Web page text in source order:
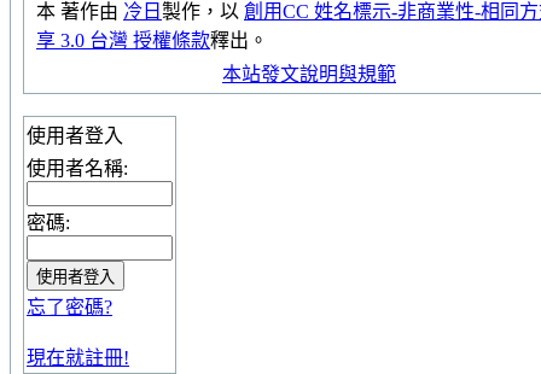
本 著作由 冷日 製作，以 創用CC 姓名標示-非商業性-相同
享 3.0 台灣 授權條款釋出。
本站發文說明與規範
使用者登入
使用者名稱:
密碼:
忘了密碼?
現在就註冊!